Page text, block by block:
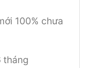
100% chưa
tháng